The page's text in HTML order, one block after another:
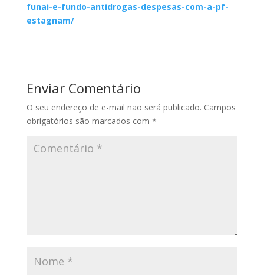
funai-e-fundo-antidrogas-despesas-com-a-pf-
estagnam/
Enviar Comentário
O seu endereço de e-mail não será publicado. Campos
obrigatórios são marcados com *